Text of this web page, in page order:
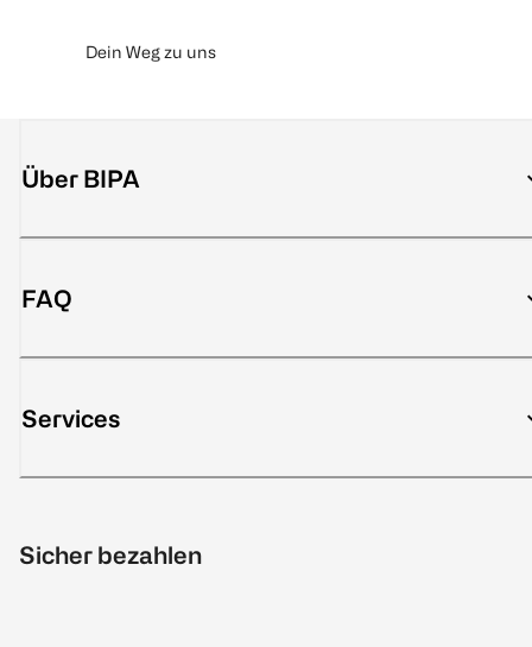
Dein Weg zu uns
Über BIPA
FAQ
Services
Sicher bezahlen